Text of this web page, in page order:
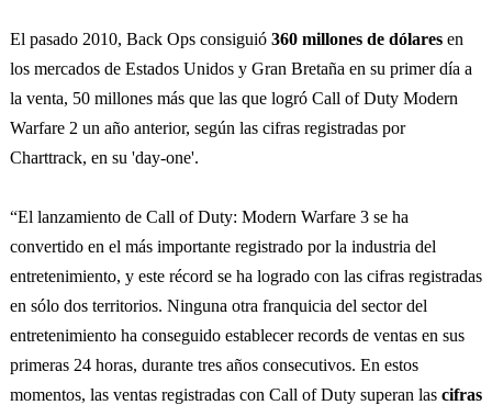
El pasado 2010, Back Ops consiguió 360 millones de dólaresen
los mercados de Estados Unidos y Gran Bretaña en su primer día a
la venta, 50 millones más que las que logró Call of Duty Modern
Warfare 2 un año anterior, según las cifras registradas por
Charttrack, en su 'day-one'.
“El lanzamiento de Call of Duty: Modern Warfare 3 se ha
convertido en el más importante registrado por la industria del
entretenimiento, y este récord se ha logrado con las cifras registradas
en sólo dos territorios. Ninguna otra franquicia del sector del
entretenimiento ha conseguido establecer records de ventas en sus
primeras 24 horas, durante tres años consecutivos. En estos
momentos, las ventas registradas con Call of Duty superan las cifras